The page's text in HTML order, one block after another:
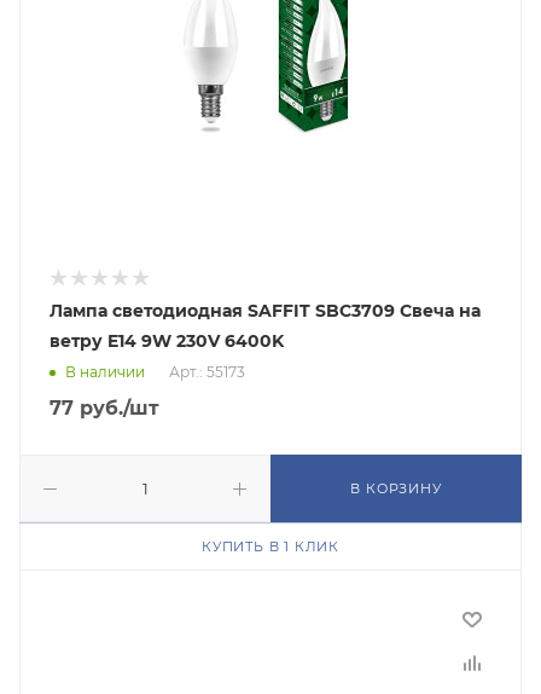
Лампа светодиодная SAFFIT SBC3709 Свеча на
ветру E14 9W 230V 6400K
В наличии Арт.: 55173
77 руб./шт
В КОРЗИНУ
КУПИТЬ В 1 КЛИК